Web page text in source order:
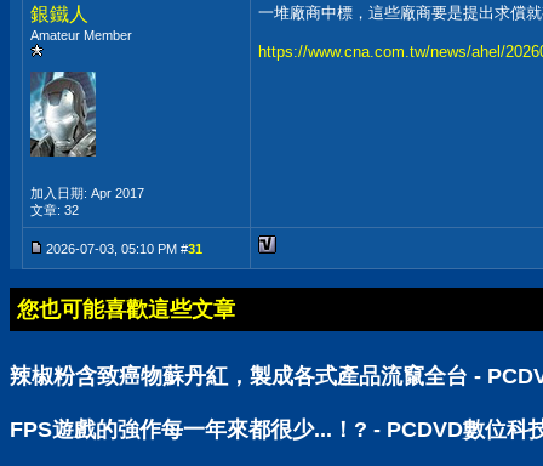
銀鐵人
Amateur Member
加入日期: Apr 2017
文章: 32
一堆廠商中標，這些廠商要是提出求償
https://www.cna.com.tw/news/ahel/
2026-07-03, 05:10 PM #31
您也可能喜歡這些文章
辣椒粉含致癌物蘇丹紅，製成各式產品流竄全台 -
FPS遊戲的強作每一年來都很少...！? - PCDVD數位科